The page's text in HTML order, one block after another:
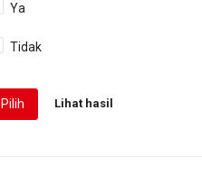
Ya
Tidak
Pilih Lihat hasil